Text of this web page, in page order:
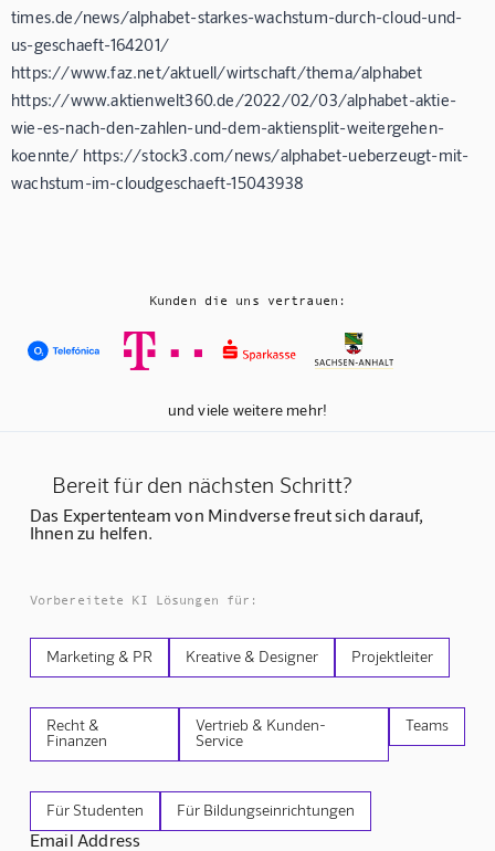
times.de/news/alphabet-starkes-wachstum-durch-cloud-und-
us-geschaeft-164201/
https://www.faz.net/aktuell/wirtschaft/thema/alphabet
https://www.aktienwelt360.de/2022/02/03/alphabet-aktie-
wie-es-nach-den-zahlen-und-dem-aktiensplit-weitergehen-
koennte/ https://stock3.com/news/alphabet-ueberzeugt-mit-
wachstum-im-cloudgeschaeft-15043938
Kunden die uns vertrauen:
und viele weitere mehr!
Bereit für den nächsten Schritt?
Das Expertenteam von Mindverse freut sich darauf,
Ihnen zu helfen.
Vorbereitete KI Lösungen für:
Marketing & PR Kreative & Designer Projektleiter
Recht &
Finanzen
Vertrieb & Kunden-
Service
Teams
Für Studenten Für Bildungseinrichtungen
Email Address